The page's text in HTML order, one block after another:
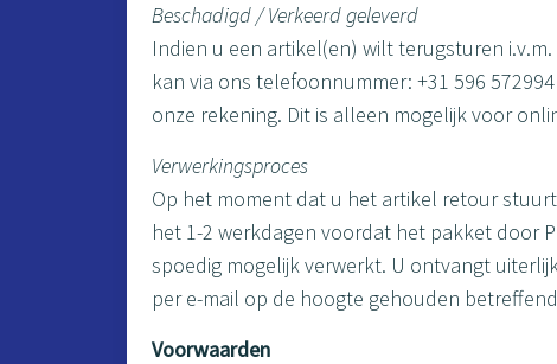
Beschadigd / Verkeerd geleverd
Indien u een artikel(en) wilt terugsturen
kan via ons telefoonnummer: +31 596
onze rekening. Dit is alleen mogelijk voor
Verwerkingsproces
Op het moment dat u het artikel retour
het 1-2 werkdagen voordat het pakket door
spoedig mogelijk verwerkt. U ontvangt
per e-mail op de hoogte gehouden
Voorwaarden